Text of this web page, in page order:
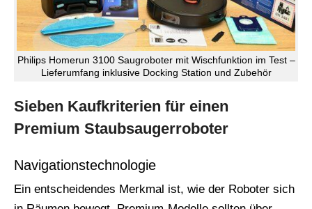
Philips Homerun 3100 Saugroboter mit Wischfunktion im Test –
Lieferumfang inklusive Docking Station und Zubehör
Sieben Kaufkriterien für einen
Premium Staubsaugerroboter
Navigationstechnologie
Ein entscheidendes Merkmal ist, wie der Roboter sich